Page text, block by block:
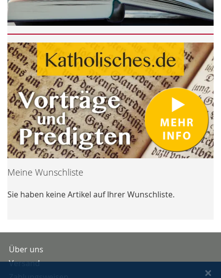
Meine Wunschliste
Sie haben keine Artikel auf Ihrer Wunschliste.
Über uns
Versand